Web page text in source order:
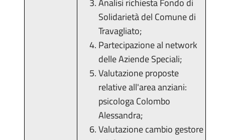
Analisi richiesta Fondo di
Solidarietà del Comune di
Travagliato;
Partecipazione al network
delle Aziende Speciali;
Valutazione proposte
relative all'area anziani:
psicologa Colombo
Alessandra;
Valutazione cambio gestore